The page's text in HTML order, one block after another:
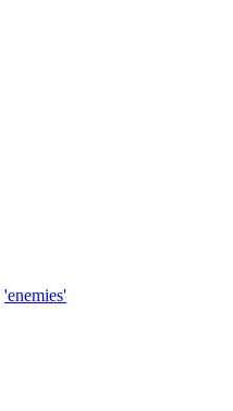
'enemies'